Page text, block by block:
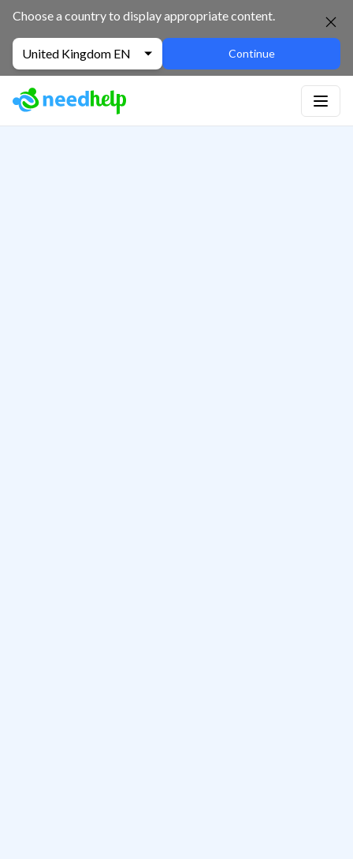
Choose a country to display appropriate content.
United Kingdom EN Continue